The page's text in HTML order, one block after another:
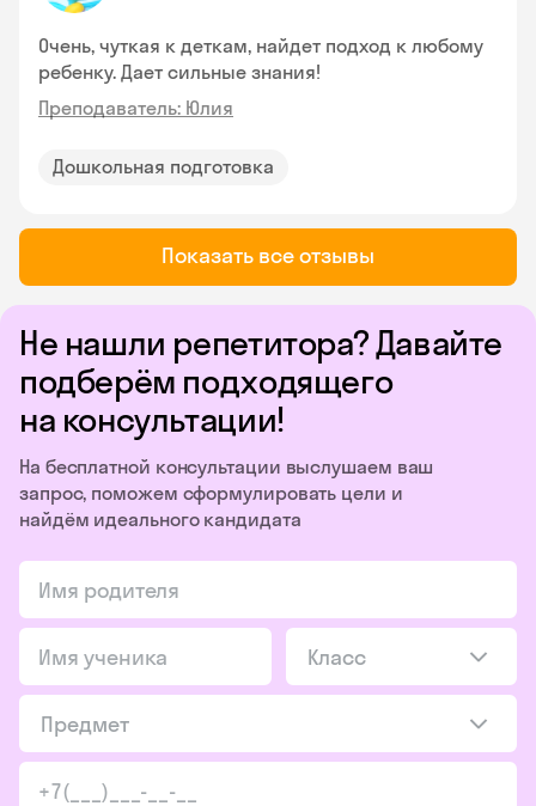
Очень, чуткая к деткам, найдет подход к любому
ребенку. Дает сильные знания!
Преподаватель: Юлия
Дошкольная подготовка
Показать все отзывы
Не нашли репетитора? Давайте
подберём подходящего
на консультации!
На бесплатной консультации выслушаем ваш
запрос, поможем сформулировать цели и
найдём идеального кандидата
Класс
Предмет